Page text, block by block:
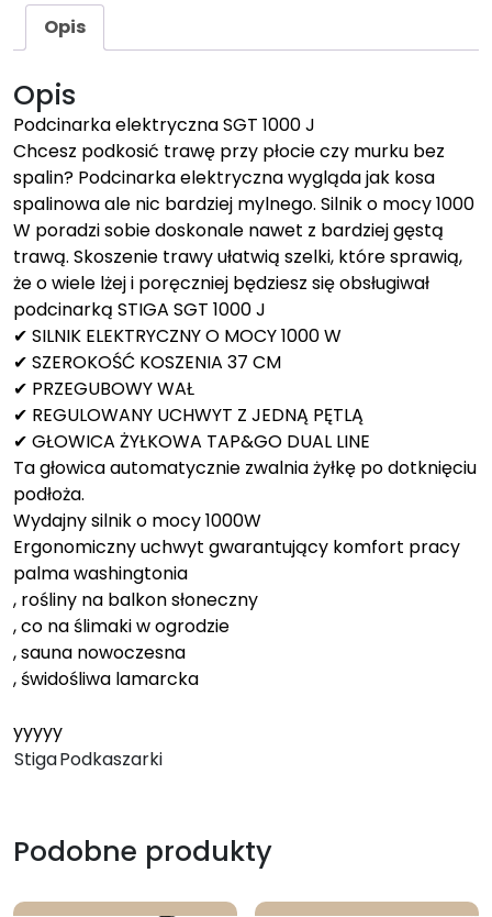
Opis
Opis
Podcinarka elektryczna SGT 1000 J
Chcesz podkosić trawę przy płocie czy murku bez
spalin? Podcinarka elektryczna wygląda jak kosa
spalinowa ale nic bardziej mylnego. Silnik o mocy 1000
W poradzi sobie doskonale nawet z bardziej gęstą
trawą. Skoszenie trawy ułatwią szelki, które sprawią,
że o wiele lżej i poręczniej będziesz się obsługiwał
podcinarką STIGA SGT 1000 J
✔ SILNIK ELEKTRYCZNY O MOCY 1000 W
✔ SZEROKOŚĆ KOSZENIA 37 CM
✔ PRZEGUBOWY WAŁ
✔ REGULOWANY UCHWYT Z JEDNĄ PĘTLĄ
✔ GŁOWICA ŻYŁKOWA TAP&GO DUAL LINE
Ta głowica automatycznie zwalnia żyłkę po dotknięciu
podłoża.
Wydajny silnik o mocy 1000W
Ergonomiczny uchwyt gwarantujący komfort pracy
palma washingtonia
, rośliny na balkon słoneczny
, co na ślimaki w ogrodzie
, sauna nowoczesna
, świdośliwa lamarcka
yyyyy
StigaPodkaszarki
Podobne produkty